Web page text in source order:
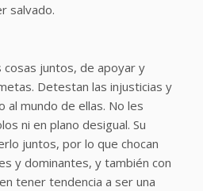
salvado.
cosas juntos, de apoyar y
Detestan las injusticias y
al mundo de ellas. No les
ni en plano desigual. Su
juntos, por lo que chocan
y dominantes, y también con
tener tendencia a ser una